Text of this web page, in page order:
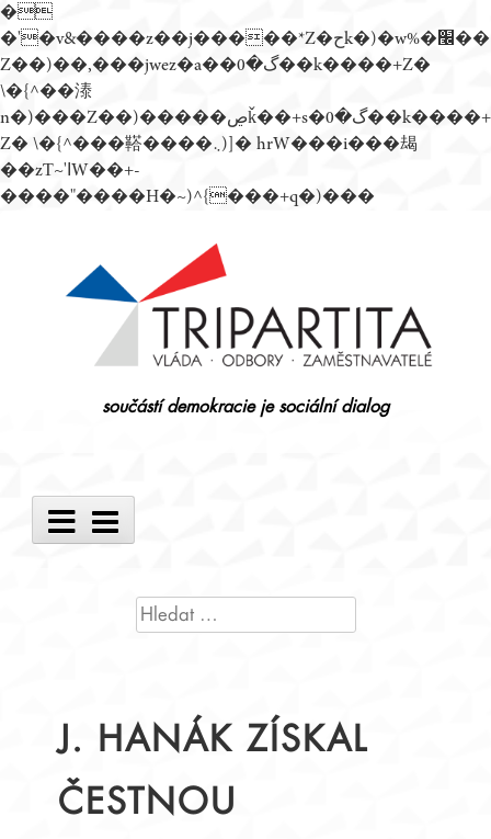
�
�'�v&����z��j�����*Z�حk�)�w%�׬��
Z��)��,���jwez�a��گ�0��k����+Z�
\�{^��溙
n�)���Z��)�����ڝǩ��+s�گ�0��k����+
Z� \�{^���鞳����܆)]� hrW���i���朅
��zƬ~'ߊW��+-
����"����H�~)^{���+q�)���
součástí demokracie je sociální dialog
Main
Menu
VYHLEDÁVÁNÍ
J. HANÁK ZÍSKAL
ČESTNOU